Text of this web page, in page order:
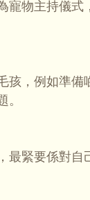
寵物主持儀式
，例如準備
。
緊要係對自